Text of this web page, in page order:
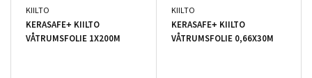
KIILTO
KERASAFE+ KIILTO
VÅTRUMSFOLIE 1X200M
KIILTO
KERASAFE+ KIILTO
VÅTRUMSFOLIE 0,66X30M